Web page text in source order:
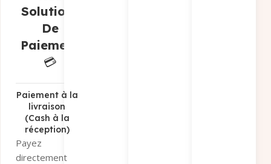
récupérer
commande sur
virement
bancaire
Sélectionnez «
Paiement par
virement » et
recevez nos
Solutions
De
Paiement
💳
Paiement à la
livraison
(Cash à la
réception)
Payez
directement